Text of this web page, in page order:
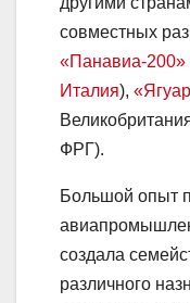
совместных
«Панавиа-200»
Италия),
ФРГ).
Большой опыт
создала
различного